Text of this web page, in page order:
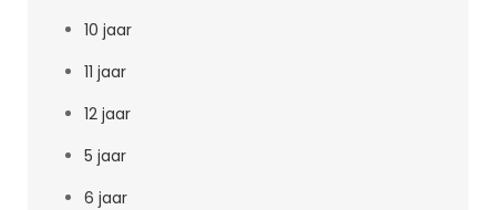
10 jaar
11 jaar
12 jaar
5 jaar
6 jaar